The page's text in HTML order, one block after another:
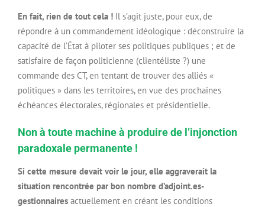
En fait, rien de tout cela ! Il s’agit juste, pour eux, de
répondre à un commandement idéologique : déconstruire la
capacité de l’État à piloter ses politiques publiques ; et de
satisfaire de façon politicienne (clientéliste ?) une
commande des CT, en tentant de trouver des alliés «
politiques » dans les territoires, en vue des prochaines
échéances électorales, régionales et présidentielle.
Non à toute machine à produire de l’injonction
paradoxale permanente !
Si cette mesure devait voir le jour, elle aggraverait la
situation rencontrée par bon nombre d’adjoint.es-
gestionnaires actuellement en créant les conditions